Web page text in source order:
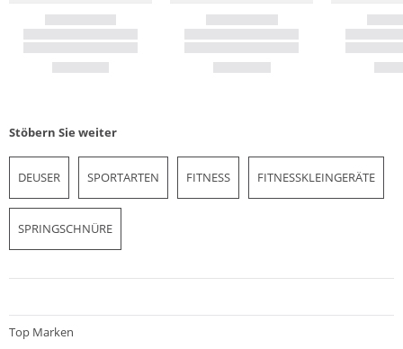
Stöbern Sie weiter
DEUSER SPORTARTEN FITNESS FITNESSKLEINGERÄTE
SPRINGSCHNÜRE
Top Marken